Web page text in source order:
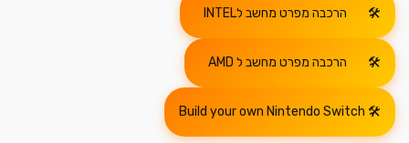
הרכבה מפרט מחשב לINTEL
הרכבה מפרט מחשב ל AMD
Build your own Nintendo Switch